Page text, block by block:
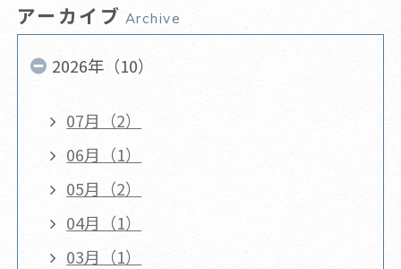
アーカイブ Archive
2026年（10）
07月（2）
06月（1）
05月（2）
04月（1）
03月（1）